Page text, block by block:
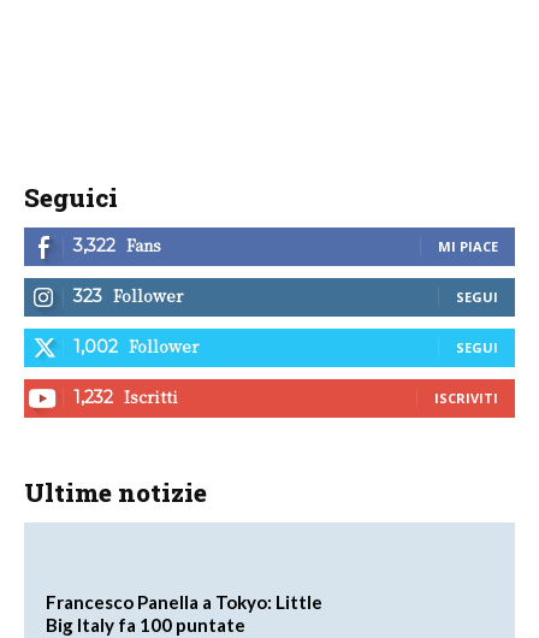
Seguici
3,322 Fans MI PIACE
323 Follower SEGUI
1,002 Follower SEGUI
1,232 Iscritti ISCRIVITI
Ultime notizie
Francesco Panella a Tokyo: Little
Big Italy fa 100 puntate